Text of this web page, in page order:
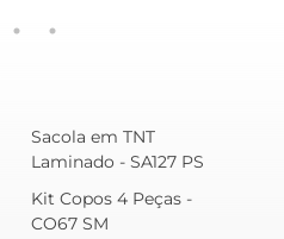
Sacola em TNT
Laminado - SA127 PS
Kit Copos 4 Peças -
CO67 SM